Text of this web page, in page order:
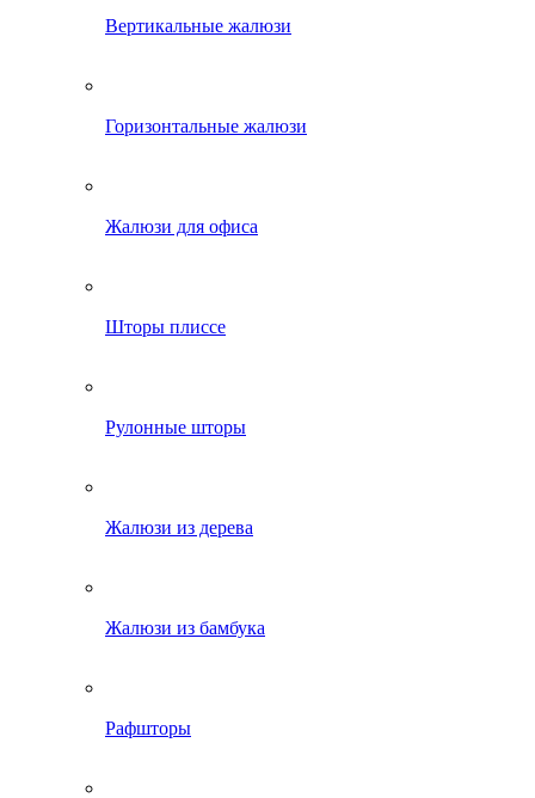
Вертикальные жалюзи
Горизонтальные жалюзи
Жалюзи для офиса
Шторы плиссе
Рулонные шторы
Жалюзи из дерева
Жалюзи из бамбука
Рафшторы